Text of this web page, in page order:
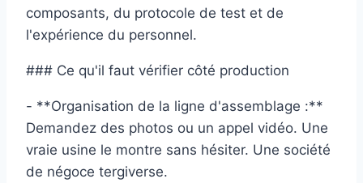
composants, du protocole de test et de
l'expérience du personnel.
### Ce qu'il faut vérifier côté production
- **Organisation de la ligne d'assemblage :**
Demandez des photos ou un appel vidéo. Une
vraie usine le montre sans hésiter. Une société
de négoce tergiverse.